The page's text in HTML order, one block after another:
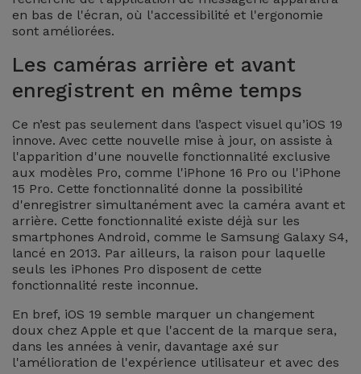
Traceurs et
Accessoires
Mobilité,
Auto et
Accessoires
d'ordinateur
Accessoires
iPad et
Tablette
Voir
tout
en bas de l'écran, où l'accessibilité et l'ergonomie
sont améliorées.
Les caméras arrière et avant
enregistrent en même temps
Ce n’est pas seulement dans l’aspect visuel qu’iOS 19
innove. Avec cette nouvelle mise à jour, on assiste à
l'apparition d'une nouvelle fonctionnalité exclusive
aux modèles Pro, comme l'iPhone 16 Pro ou l'iPhone
15 Pro. Cette fonctionnalité donne la possibilité
d'enregistrer simultanément avec la caméra avant et
arrière. Cette fonctionnalité existe déjà sur les
smartphones Android, comme le Samsung Galaxy S4,
lancé en 2013. Par ailleurs, la raison pour laquelle
seuls les iPhones Pro disposent de cette
fonctionnalité reste inconnue.
En bref, iOS 19 semble marquer un changement
doux chez Apple et que l'accent de la marque sera,
dans les années à venir, davantage axé sur
l'amélioration de l'expérience utilisateur et avec des